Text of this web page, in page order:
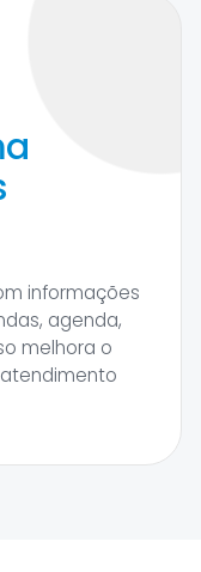
informações
agenda,
melhora o